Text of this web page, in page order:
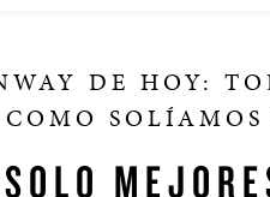
DE HOY:
SOLO